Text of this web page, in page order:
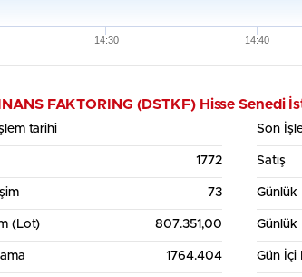
14:30 14:40
FAKTORING (DSTKF) Hisse Senedi
tarihi Son
1772 Satış
73 Günlük
(Lot) 807.351,00 Günlük
1764.404 Gün İçi